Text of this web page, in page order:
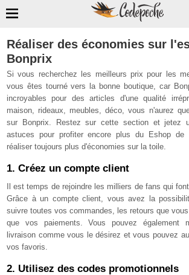
Réaliser des économies sur
Bonprix
Si vous recherchez les meilleurs prix pour les
vous êtes tourné vers la bonne boutique, car
incroyables pour des articles d'une qualité
maison, rideaux, meubles, déco, vous n'aurez
sur Bonprix. Restez sur cette section et jetez
astuces pour profiter encore plus du Eshop
réaliser toujours plus d'économies sur la toile.
1. Créez un compte client
Il est temps de rejoindre les milliers de fans qui
Grâce à un compte client, vous avez la
suivre toutes vos commandes, les retours que
que vos paiements. Vous pouvez également
livraison comme vous le désirez et vous pouvez
vos favoris.
2. Utilisez des codes promotionnels